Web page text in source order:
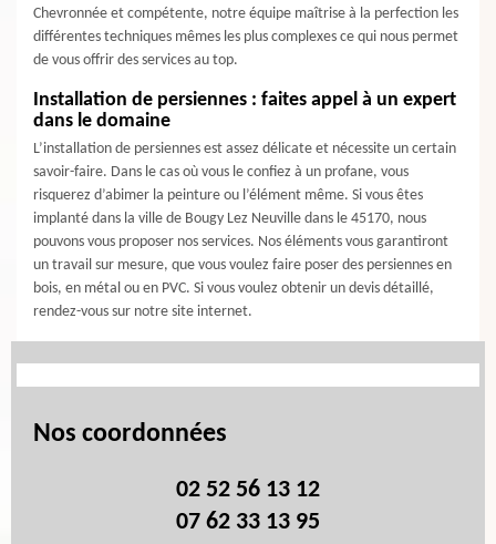
Chevronnée et compétente, notre équipe maîtrise à la perfection les
différentes techniques mêmes les plus complexes ce qui nous permet
de vous offrir des services au top.
Installation de persiennes : faites appel à un expert
dans le domaine
L’installation de persiennes est assez délicate et nécessite un certain
savoir-faire. Dans le cas où vous le confiez à un profane, vous
risquerez d’abimer la peinture ou l’élément même. Si vous êtes
implanté dans la ville de Bougy Lez Neuville dans le 45170, nous
pouvons vous proposer nos services. Nos éléments vous garantiront
un travail sur mesure, que vous voulez faire poser des persiennes en
bois, en métal ou en PVC. Si vous voulez obtenir un devis détaillé,
rendez-vous sur notre site internet.
Nos coordonnées
02 52 56 13 12
07 62 33 13 95